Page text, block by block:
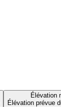
Élévation
Élévation prévue